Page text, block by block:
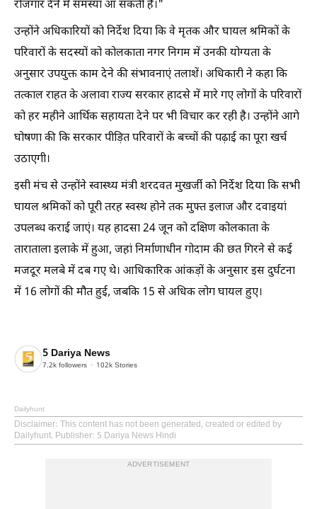
रोजगार देने में समस्या आ सकती है।"
उन्होंने अधिकारियों को निर्देश दिया कि वे मृतक और घायल श्रमिकों के
परिवारों के सदस्यों को कोलकाता नगर निगम में उनकी योग्यता के
अनुसार उपयुक्त काम देने की संभावनाएं तलाशें। अधिकारी ने कहा कि
तत्काल राहत के अलावा राज्य सरकार हादसे में मारे गए लोगों के परिवारों
को हर महीने आर्थिक सहायता देने पर भी विचार कर रही है। उन्होंने आगे
घोषणा की कि सरकार पीड़ित परिवारों के बच्चों की पढ़ाई का पूरा खर्च
उठाएगी।
इसी मंच से उन्होंने स्वास्थ्य मंत्री शरदवत मुखर्जी को निर्देश दिया कि सभी
घायल श्रमिकों को पूरी तरह स्वस्थ होने तक मुफ्त इलाज और दवाइयां
उपलब्ध कराई जाएं। यह हादसा 24 जून को दक्षिण कोलकाता के
ताराताला इलाके में हुआ, जहां निर्माणाधीन गोदाम की छत गिरने से कई
मजदूर मलबे में दब गए थे। आधिकारिक आंकड़ों के अनुसार इस दुर्घटना
में 16 लोगों की मौत हुई, जबकि 15 से अधिक लोग घायल हुए।
5 Dariya News
7.2k followers 102k Stories
Dailyhunt
Disclaimer: This content has not been generated, created or edited by
Dailyhunt. Publisher: 5 Dariya News Hindi
ADVERTISEMENT